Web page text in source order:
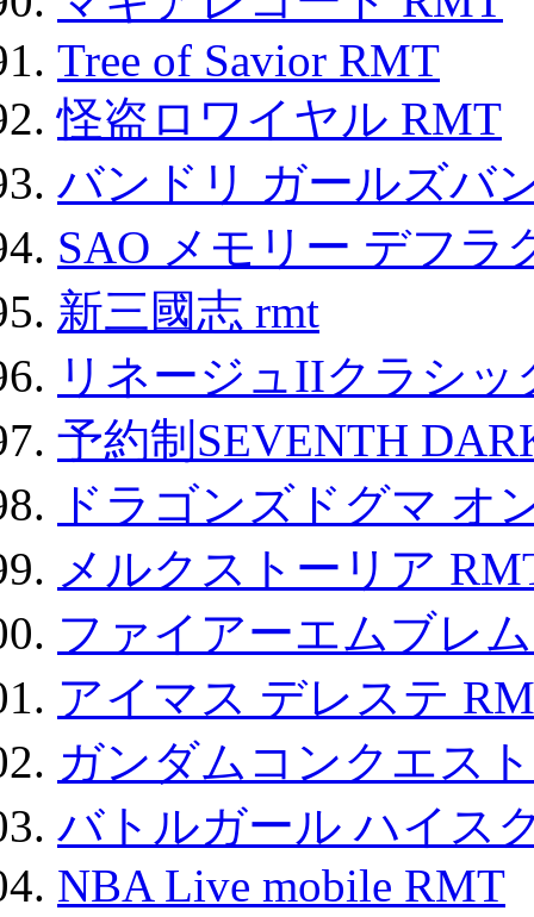
Tree of Savior RMT
怪盗ロワイヤル RMT
バンドリ ガールズバ
SAO メモリー デフラ
新三國志 rmt
リネージュIIクラシ
予約制SEVENTH
ドラゴンズドグマ オ
メルクストーリア
ファイアーエムブレ
アイマス デレステ
ガンダムコンクエスト
バトルガール ハイス
NBA Live mobile RMT